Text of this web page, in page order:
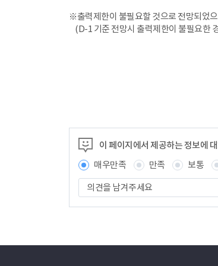
※출력제한이 불필요할 것으로 전망되었
(D-1 기준 전망시 출력제한이 불필요한
이 페이지에서 제공하는 정보에
매우만족
만족 보통
견
을
주